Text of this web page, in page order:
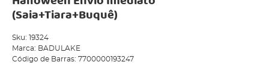
(Saia+Tiara+Buquê)
Sku:
19324
Marca: BADULAKE
Código de Barras: 7700000193247